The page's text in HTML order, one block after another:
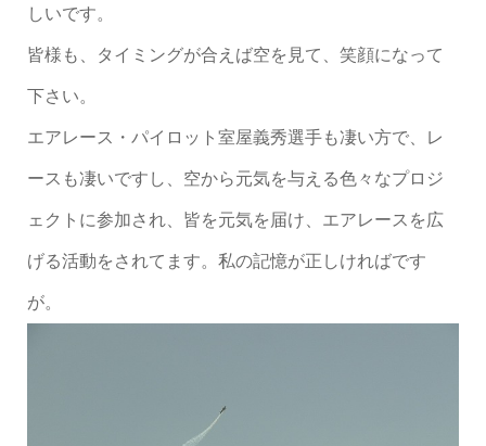
しいです。
皆様も、タイミングが合えば空を見て、笑顔になって
下さい。
エアレース・パイロット室屋義秀選手も凄い方で、レ
ースも凄いですし、空から元気を与える色々なプロジ
ェクトに参加され、皆を元気を届け、エアレースを広
げる活動をされてます。私の記憶が正しければです
が。